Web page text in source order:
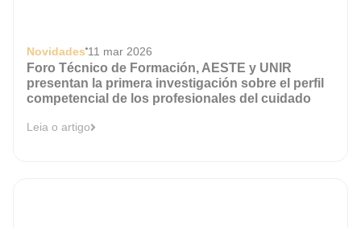
Novidades 11 mar 2026
Foro Técnico de Formación, AESTE y UNIR
presentan la primera investigación sobre el perfil
competencial de los profesionales del cuidado
Leia o artigo